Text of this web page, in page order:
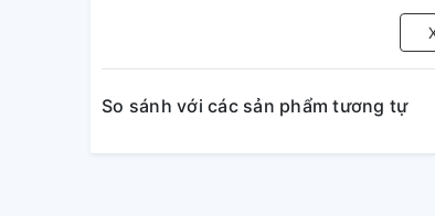
Nhờ vào sự kết hợp của các công nghệ
So sánh với các sản phẩm tương tự